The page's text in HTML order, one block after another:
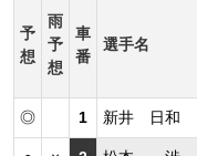
予
想
雨
予
想
車
番
選手名
◎ 1 新井 日和